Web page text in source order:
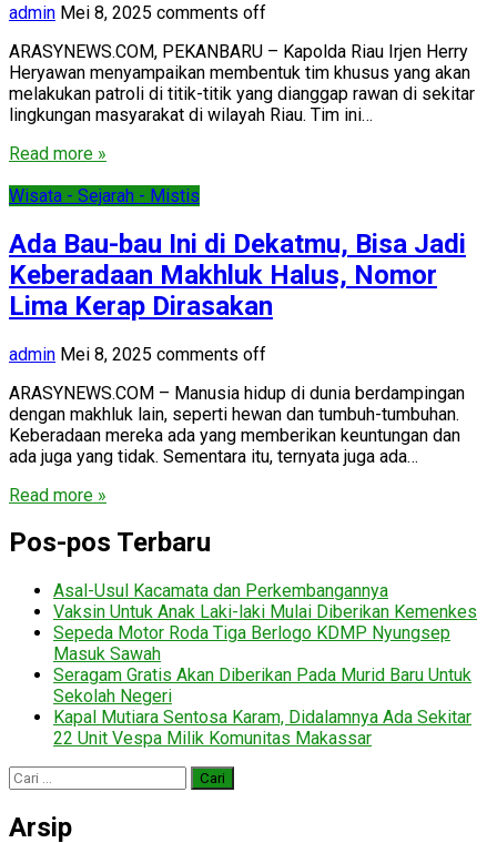
admin Mei 8, 2025 comments off
ARASYNEWS.COM, PEKANBARU – Kapolda Riau Irjen Herry
Heryawan menyampaikan membentuk tim khusus yang akan
melakukan patroli di titik-titik yang dianggap rawan di sekitar
lingkungan masyarakat di wilayah Riau. Tim ini…
Read more »
Wisata - Sejarah - Mistis
Ada Bau-bau Ini di Dekatmu, Bisa Jadi
Keberadaan Makhluk Halus, Nomor
Lima Kerap Dirasakan
admin Mei 8, 2025 comments off
ARASYNEWS.COM – Manusia hidup di dunia berdampingan
dengan makhluk lain, seperti hewan dan tumbuh-tumbuhan.
Keberadaan mereka ada yang memberikan keuntungan dan
ada juga yang tidak. Sementara itu, ternyata juga ada…
Read more »
Pos-pos Terbaru
Asal-Usul Kacamata dan Perkembangannya
Vaksin Untuk Anak Laki-laki Mulai Diberikan Kemenkes
Sepeda Motor Roda Tiga Berlogo KDMP Nyungsep
Masuk Sawah
Seragam Gratis Akan Diberikan Pada Murid Baru Untuk
Sekolah Negeri
Kapal Mutiara Sentosa Karam, Didalamnya Ada Sekitar
22 Unit Vespa Milik Komunitas Makassar
Cari
Arsip